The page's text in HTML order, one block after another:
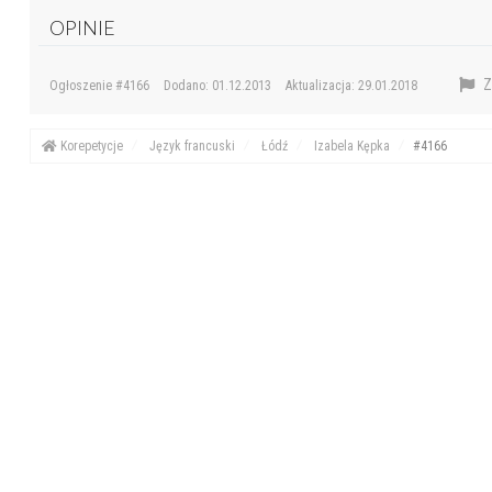
OPINIE
Ogłoszenie #4166 Dodano: 01.12.2013 Aktualizacja: 29.01.2018
Korepetycje Język francuski Łódź Izabela Kępka #4166